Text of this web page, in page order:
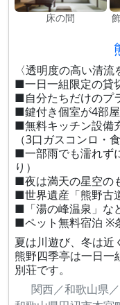
床の間
〈透明度の高い清流
■一日一組限定の貸
■自分たちだけのプ
■鍵付き個室が4部
■無料キッチン設備
（3口ガスコンロ・
■一部雨でも濡れず
り）
■夜は満天の星空の
■世界遺産「熊野古
■「湯の峰温泉」な
■ペット無料宿泊 ※
夏は川遊び、冬は近
熊野四季亭は一日一
別荘です。
関西／和歌山県